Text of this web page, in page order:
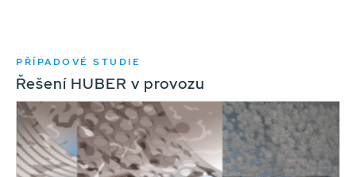
PŘÍPADOVÉ STUDIE
Řešení HUBER v provozu